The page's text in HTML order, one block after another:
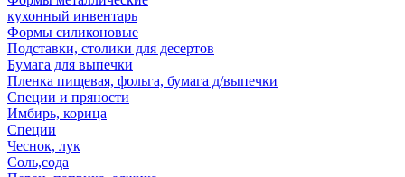
кухонный инвентарь
Формы силиконовые
Подставки, столики для десертов
Бумага для выпечки
Пленка пищевая, фольга, бумага д/выпечки
Специи и пряности
Имбирь, корица
Специи
Чеснок, лук
Соль,сода